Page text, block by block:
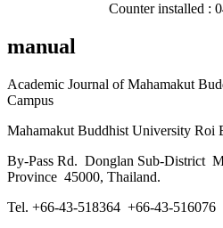
Counter installed :
manual
Academic Journal of Mahamakut
Campus
Mahamakut Buddhist University Roi
By-Pass Rd. Donglan Sub-District
Province 45000, Thailand.
Tel. +66-43-518364 +66-43-516076